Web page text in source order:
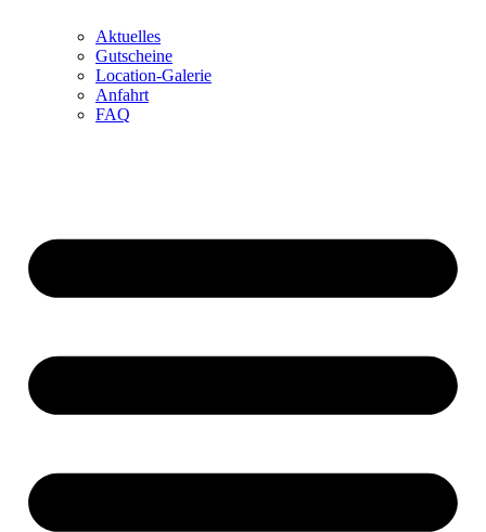
Aktuelles
Gutscheine
Location-Galerie
Anfahrt
FAQ